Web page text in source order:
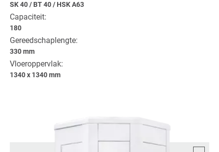
SK 40/ BT 40/ HSK A63
Capaciteit:
180
Gereedschaplengte:
330 mm
Vloeroppervlak:
1340 x 1340 mm